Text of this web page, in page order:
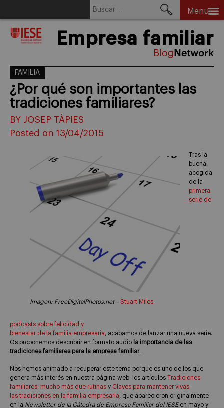
Menu
Empresa familiar
FAMILIA
¿Por qué son importantes las
tradiciones familiares?
BY JOSEP TÀPIES
Posted on 13/04/2015
Imagen: FreeDigitalPhotos.net – Stuart Miles
Tras la
buena
acogida
de la
primera
serie de
podcasts sobre felicidad y
bienestar de la familia empresaria, acabamos de lanzar una nueva serie.
Os proponemos descubrir en formato audio la importancia de las
tradiciones familiares para la empresa familiar.
Nos hemos animado a recuperar este tema porque es uno de los que
genera más interés en nuestra página web: los artículos Tradiciones
familiares: mucho más que rutinas y Claves para mantener vivas
las tradiciones en la familia empresaria, que aparecieron originalmente
en la Newsletter de la Cátedra de Empresa Familiar del IESEen mayo y